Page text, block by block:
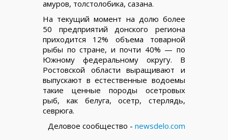
амуров, толстолобика, сазана.
На текущий момент на долю более
50 предприятий донского региона
приходится 12% объема товарной
рыбы по стране, и почти 40% — по
Южному федеральному округу. В
Ростовской области выращивают и
выпускают в естественные водоемы
такие ценные породы осетровых
рыб, как белуга, осетр, стерлядь,
севрюга.
Деловое сообщество - newsdelo.com